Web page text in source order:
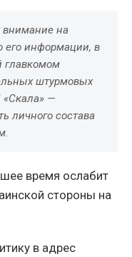
внимание на
его информации, в
главкомом
штурмовых
—
личного состава
время ослабит
стороны на
в адрес